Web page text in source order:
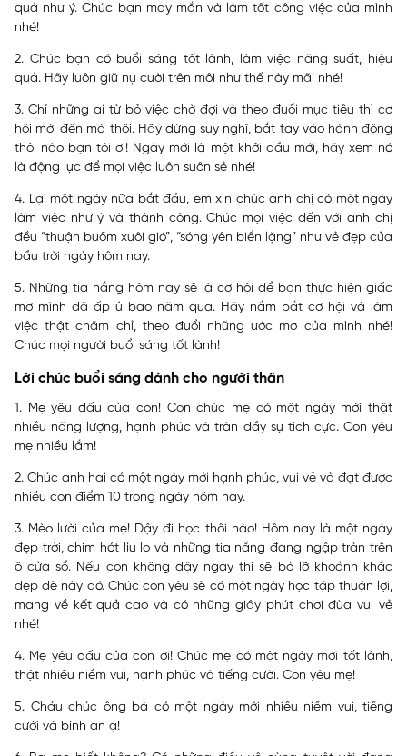
quả như ý. Chúc bạn may mắn và làm tốt công việc của mình
nhé!
2. Chúc bạn có buổi sáng tốt lành, làm việc năng suất, hiệu
quả. Hãy luôn giữ nụ cười trên môi như thế này mãi nhé!
3. Chỉ những ai từ bỏ việc chờ đợi và theo đuổi mục tiêu thì cơ
hội mới đến mà thôi. Hãy dừng suy nghĩ, bắt tay vào hành động
thôi nào bạn tôi ơi! Ngày mới là một khởi đầu mới, hãy xem nó
là động lực để mọi việc luôn suôn sẻ nhé!
4. Lại một ngày nữa bắt đầu, em xin chúc anh chị có một ngày
làm việc như ý và thành công. Chúc mọi việc đến với anh chị
đều “thuận buồm xuôi gió”, “sóng yên biển lặng” như vẻ đẹp của
bầu trời ngày hôm nay.
5. Những tia nắng hôm nay sẽ là cơ hội để bạn thực hiện giấc
mơ mình đã ấp ủ bao năm qua. Hãy nắm bắt cơ hội và làm
việc thật chăm chỉ, theo đuổi những ước mơ của mình nhé!
Chúc mọi người buổi sáng tốt lành!
Lời chúc buổi sáng dành cho người thân
1. Mẹ yêu dấu của con! Con chúc mẹ có một ngày mới thật
nhiều năng lượng, hạnh phúc và tràn đầy sự tích cực. Con yêu
mẹ nhiều lắm!
2. Chúc anh hai có một ngày mới hạnh phúc, vui vẻ và đạt được
nhiều con điểm 10 trong ngày hôm nay.
3. Mèo lười của mẹ! Dậy đi học thôi nào! Hôm nay là một ngày
đẹp trời, chim hót líu lo và những tia nắng đang ngập tràn trên
ô cửa sổ. Nếu con không dậy ngay thì sẽ bỏ lỡ khoảnh khắc
đẹp đẽ này đó. Chúc con yêu sẽ có một ngày học tập thuận lợi,
mang về kết quả cao và có những giây phút chơi đùa vui vẻ
nhé!
4. Mẹ yêu dấu của con ơi! Chúc mẹ có một ngày mới tốt lành,
thật nhiều niềm vui, hạnh phúc và tiếng cười. Con yêu mẹ!
5. Cháu chúc ông bà có một ngày mới nhiều niềm vui, tiếng
cười và bình an ạ!